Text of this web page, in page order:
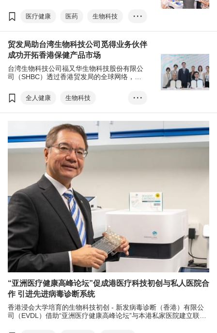
疗健康周＂（5月26日至6月15日）快将开锣，
两大＂香港国际医疗及保健展＂及＂亚洲医疗
新医疗技术、产品和服务，深化卫生健康领域
交流和经验互鉴，以应对全球健康挑战。
医疗健康 医药
生物科技
智慧医健
• • •
贸发局助台湾生物科技公司觅得业务伙伴
成功开拓香港保健产品市场
台湾生物科技公司福又华生物科技股份有限公
司（SHBC）透过香港贸发局的全球网络，与
（DKSH）展开合作，成功冲出台湾，在本港
连锁超市分销其代理的旗舰肠道健康产品，善
全人健康
生物科技
医疗用品及医药
• • •
“亚洲医疗健康高峰论坛”促成港医疗科技初创与私人医院合
作 引进先进病毒诊断系统
香港浸会大学培育的生物科技初创 - 新发病毒诊断（香港）有限公
司（EVDL）借助“亚洲医疗健康高峰论坛”与本港私家医院建立联